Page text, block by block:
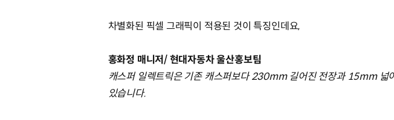
차별화된 픽셀 그래픽이 적용된 것이 특징인데요,
홍화정 매니저/ 현대자동차 울산홍보팀
캐스퍼 일렉트릭은 기존 캐스퍼보다 230mm 길어진 전장과 15mm 넓
있습니다.